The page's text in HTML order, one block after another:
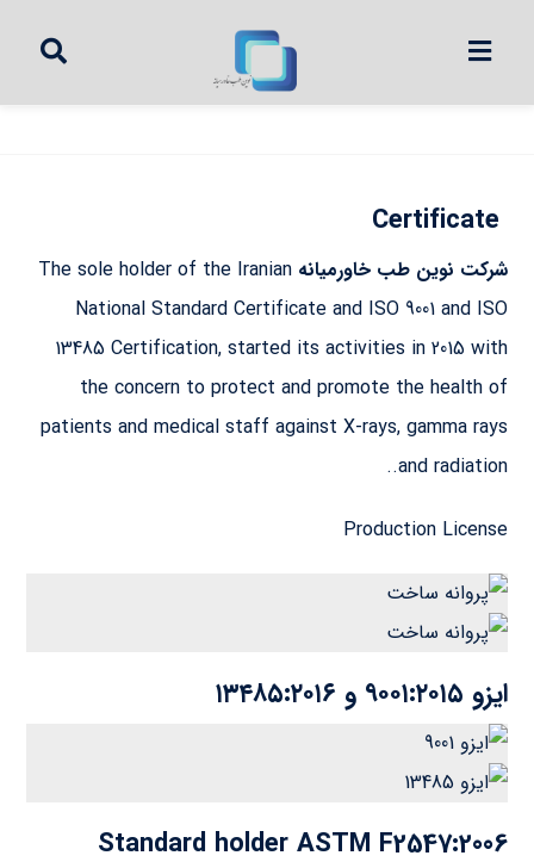
شرکت نوین طب خاورمیانه The sole holder of the Iranian
National Standard Certificate and ISO 9001 and ISO
13485 Certification, started its activities in 2015 with
the concern to protect and promote the health of
patients and medical staff against X-rays, gamma rays
and radiation..
Production License
ایزو ۹۰۰۱:۲۰۱۵ و ۱۳۴۸۵:۲۰۱۶
Standard holder ASTM F2547:2006